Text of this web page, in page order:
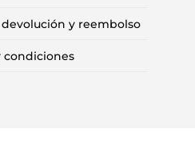
y reembolso
condiciones